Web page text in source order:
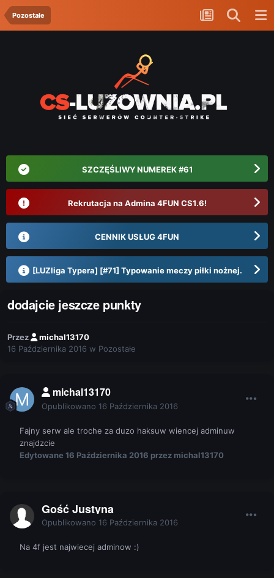
Pozostałe
SZCZĘŚLIWY NUMEREK #61
Rekrutacja na Admina 4FUN CS1.6!
CENNIK USŁUG 4FUN
[LUZliga Typera] [#71] Typowanie meczy piłki nożnej.
dodajcie jeszcze punkty
Przez
michal13170
16 Października 2016 w Pozostałe
michal13170
Opublikowano 16 Października 2016
Fajny serw ale troche za duzo haksuw wiencej adminuw
znajdzcie
Edytowane 16 Października 2016 przez michal13170
Gość Justyna
Opublikowano 16 Października 2016
Na 4f jest najwiecej adminow :)